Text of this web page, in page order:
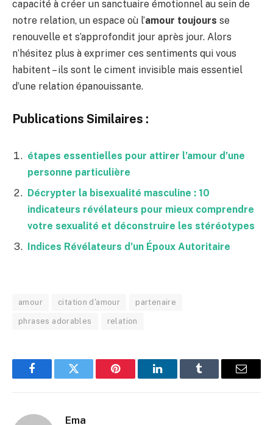
capacité à créer un sanctuaire émotionnel au sein de
notre relation, un espace où l’amour toujours se
renouvelle et s’approfondit jour après jour. Alors
n’hésitez plus à exprimer ces sentiments qui vous
habitent – ils sont le ciment invisible mais essentiel
d’une relation épanouissante.
Publications Similaires :
étapes essentielles pour attirer l’amour d’une
personne particulière
Décrypter la bisexualité masculine : 10
indicateurs révélateurs pour mieux comprendre
votre sexualité et déconstruire les stéréotypes
Indices Révélateurs d’un Époux Autoritaire
amour citation d'amour partenaire
phrases adorables relation
FacebookTwitter Pinterest LinkedInTumblr Email
Ema